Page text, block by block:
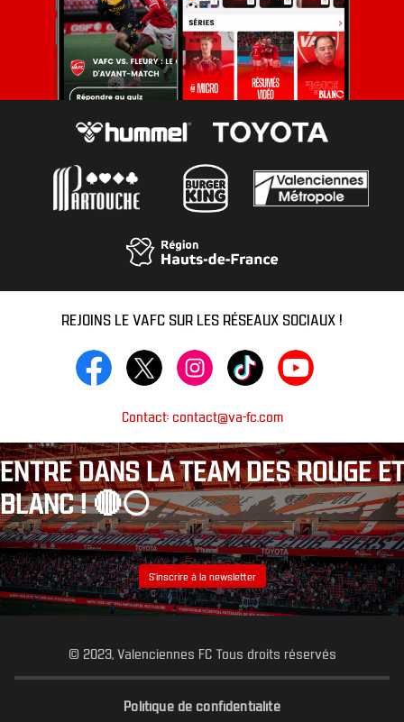
REJOINS LE VAFC SUR LES RÉSEAUX SOCIAUX !
Contact: contact@va-fc.com
ENTRE DANS LA TEAM DES ROUGE ET
BLANC ! 🔴⚪️
S’inscrire à la newsletter
© 2023, Valenciennes FC Tous droits réservés
Politique de confidentialité